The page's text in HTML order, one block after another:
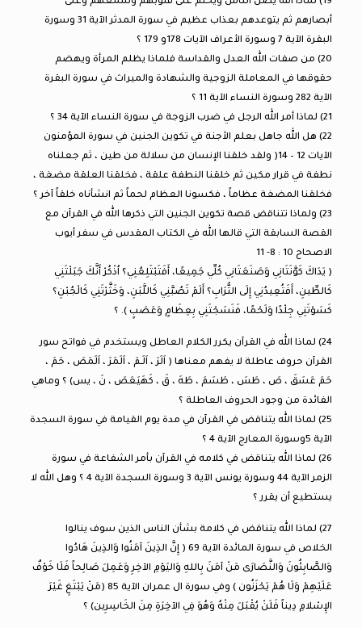
أبصارهم ثم يتوعدهم بعذاب عظيم في سورة المدثر الآية 31 وسورة
البقرة الآية 7 وسورة الأعراف الآيات 178و 179 ؟
20) من صفات الله العدل والقداسة فلماذا يظلم المرأة ويهضم
حقوقها في المعاملة الزوجية والشهادة والميراث في سورة البقرة
الآية 282 وسورة النساء الآية 11 ؟
21) لماذا أمر الله الرجل في ضرب الزوجة في سورة النساء الآية 34 ؟
22) هل الله جاهل بعلم الأجنة في تكوين الجنين في سورة المؤمنون
الآيات 12 – 14( ولقد خلقنا الإنسان من سلالة من طين ، ثم جعلناه
نطفة في قرار مكين ثم خلقنا النطفة علقة ، فخلقنا العلقة مضغة ،
فخلقنا المضغة عظاماً ، فكسونا العظام لحماً ثم انشأناه خلقاً آخر ؟
23) ولماذا تتناقض قصة تكوين الجنين التي ذكرها الله في القرآن مع
القصة السابقة التي قالها الله في الكتاب المقدس في سفر أيوب
الاصحاح 10 : 8- 11
( يَدَاكَ كَوَّنَتَانِي وَصَنَعَتَانِي كُلِّي جَمِيعًا، أَفَتَبْتَلِعُنِي؟ اُذْكُرْ أَنَّكَ جَبَلْتَنِي
كَالطِّينِ، أَفَتُعِيدُنِي إِلَى التُّرَابِ؟ أَلَمْ تَصُبَّنِي كَاللَّبَنِ، وَخَثَّرْتَنِي كَالْجُبْنِ؟
كَسَوْتَنِي جِلْدًا وَلَحْمًا، فَنَسَجْتَنِي بِعِظَامٍ وَعَصَبٍ ). ؟
24) لماذا الله في القرآن يكرر الكلام العاطل ويستخدم في فواتح سور
القرآن حروف عاطلة لا يفهم معناها ( اَلَرَ ، اَلَـمَ ، اَلَمَرَ ، اَلَمَصَ ، حَمَ ،
حَمَ عَسَقَ ، صَ ، طَسَ ، طَسَمَ ، طَهَ ، قَ ، كَهَيَعَصَ ، نَ ، يس) ؟ وماهي
الفائدة من وجود الحروف العاطلة ؟
25) لماذا الله يتناقض في القرآن في مدة يوم القيامة في سورة السجدة
الآية 5وسورة المعارج الآية 4 ؟
26) لماذا الله يتناقض في كلامه في القرآن بأمر الشفاعة في سورة
الزمر الآية 44 وسورة يونس الآية 3 وسورة السجدة الآية 4 ؟ وهل الله لا
يستطيع أن يقرر ؟
27) لماذا الله يتناقض في كلامة بشأن الناس الذين سوف ينالوا
الخلاص في سورة المائدة الآية 69 ( إِنَّ الذِينَ آمَنُوا وَالذِينَ هَادُوا
وَالصَّابِئُونَ وَالنَّصَارَى مَنْ آمَنَ بِاللهِ وَاليَوْمِ الآخِرِ وَعَمِلَ صَالِحاً فَلَا خَوْفٌ
عَلَيْهِمْ وَلَا هُمْ يَحْزَنُون ) وفي سورة ال عمران الآية 85 (مَنْ يَبْتَغِ غَيْرَ
الإِسْلامِ دِيناً فَلَنْ يُقْبَلَ مِنْهُ وَهُوَ فِي الآخِرَةِ مِنَ الخَاسِرِين) ؟